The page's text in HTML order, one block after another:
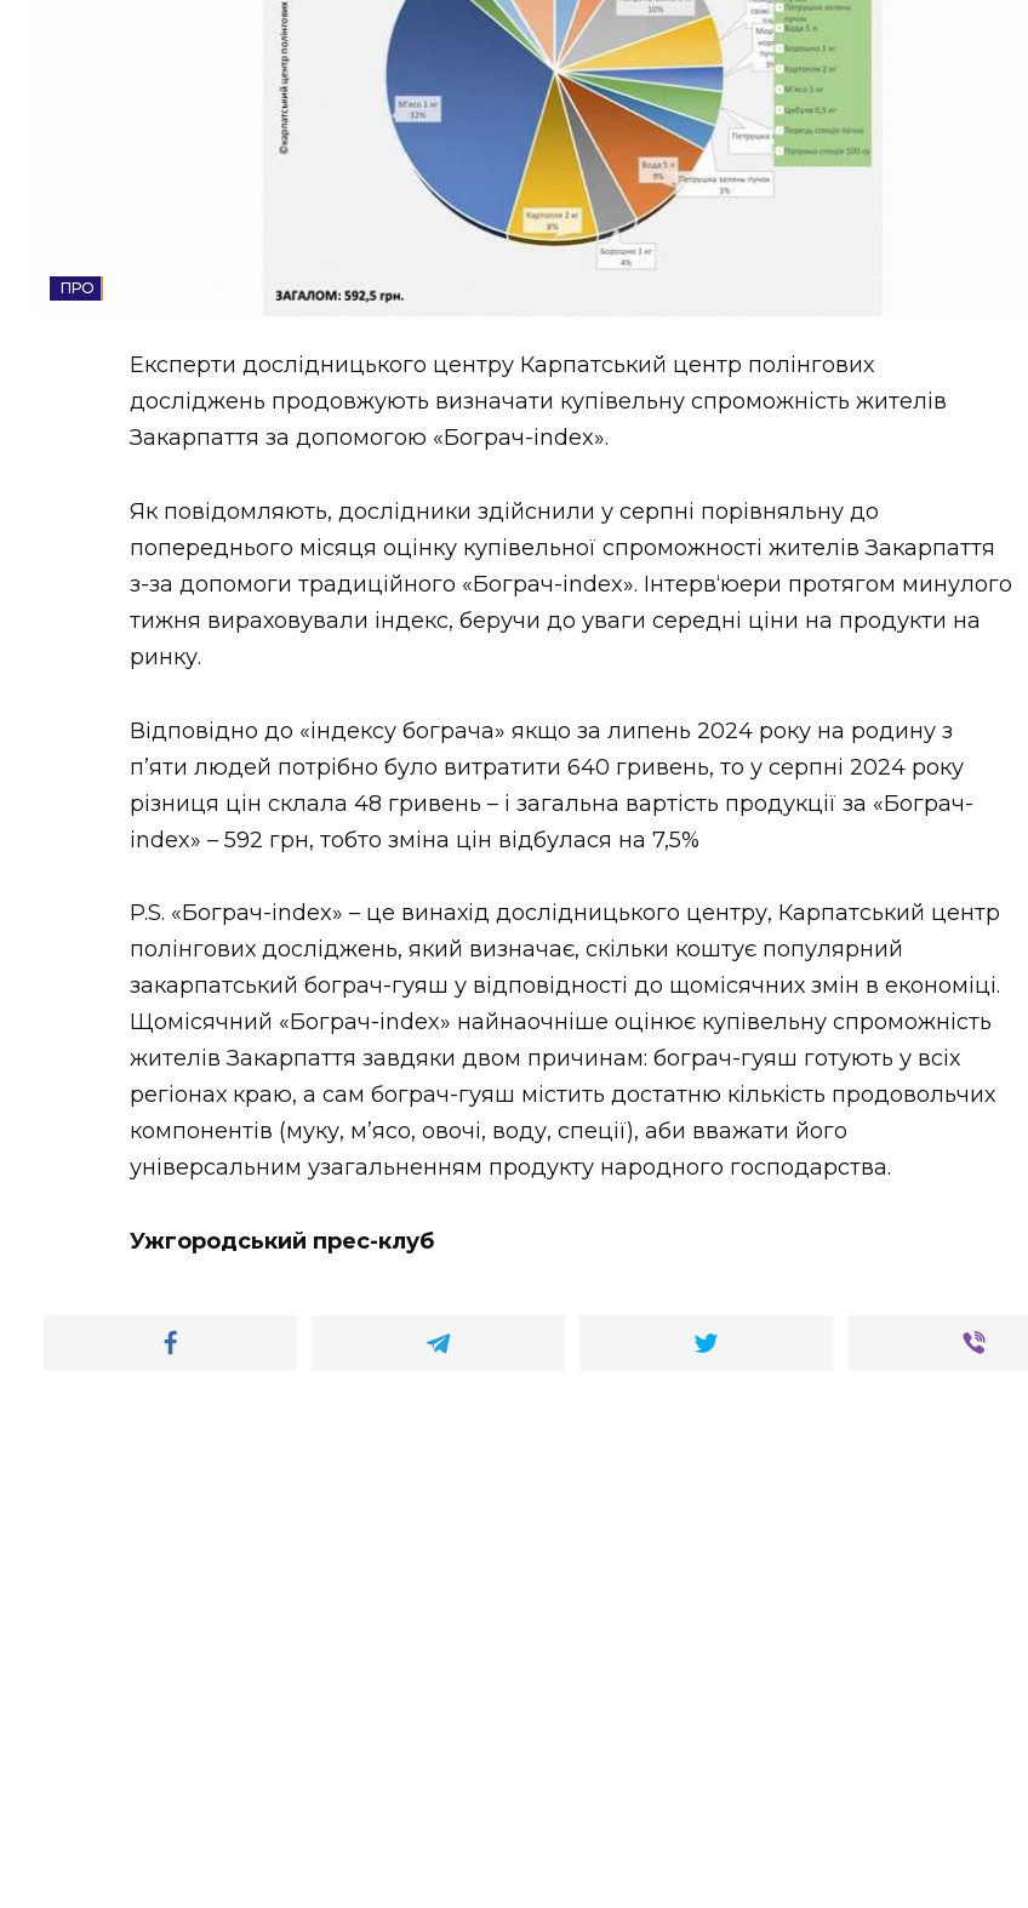
НОВИНИ ЗАХІДНОЇ УКРАЇНИ
ВІДЕО
Експерти дослідницького центру Карпатський центр полінгових
досліджень продовжують визначати купівельну спроможність жителів
Закарпаття за допомогою «Бограч-index».
Як повідомляють, дослідники здійснили у серпні порівняльну до
попереднього місяця оцінку купівельної спроможності жителів Закарпаття
з-за допомоги традиційного «Бограч-index». Інтерв‘юери протягом минулого
тижня вираховували індекс, беручи до уваги середні ціни на продукти на
ринку.
Відповідно до «індексу бограча» якщо за липень 2024 року на родину з
п’яти людей потрібно було витратити 640 гривень, то у серпні 2024 року
різниця цін склала 48 гривень – і загальна вартість продукції за «Бограч-
index» – 592 грн, тобто зміна цін відбулася на 7,5%
P.S. «Бограч-index» – це винахід дослідницького центру, Карпатський центр
полінгових досліджень, який визначає, скільки коштує популярний
закарпатський бограч-гуяш у відповідності до щомісячних змін в економіці.
Щомісячний «Бограч-index» найнаочніше оцінює купівельну спроможність
жителів Закарпаття завдяки двом причинам: бограч-гуяш готують у всіх
регіонах краю, а сам бограч-гуяш містить достатню кількість продовольчих
компонентів (муку, м’ясо, овочі, воду, спеції), аби вважати його
універсальним узагальненням продукту народного господарства.
Ужгородський прес-клуб